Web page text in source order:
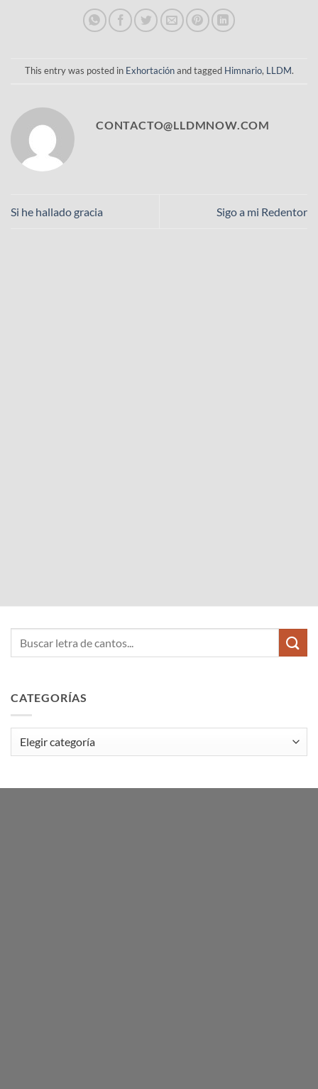
This entry was posted in Exhortaciónand tagged Himnario, LLDM.
CONTACTO@LLDMNOW.COM
Si he hallado gracia Sigo a mi Redentor
CATEGORÍAS